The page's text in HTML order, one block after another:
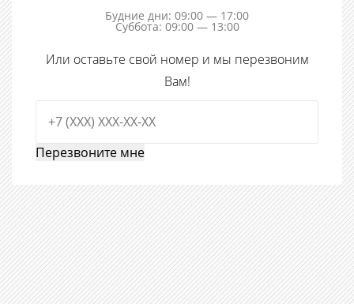
Будние дни: 09:00 — 17:00
Суббота: 09:00 — 13:00
Или оставьте свой номер и мы перезвоним
Вам!